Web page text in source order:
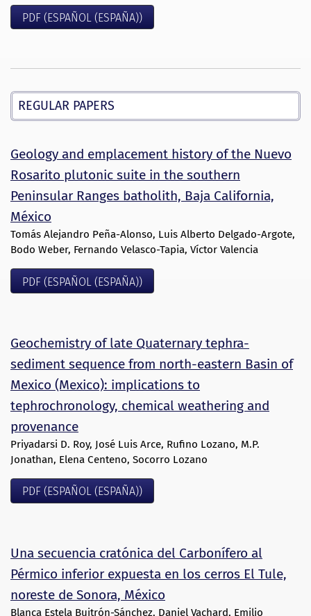
PDF (ESPAÑOL (ESPAÑA))
REGULAR PAPERS
Geology and emplacement history of the Nuevo
Rosarito plutonic suite in the southern
Peninsular Ranges batholith, Baja California,
México
Tomás Alejandro Peña-Alonso, Luis Alberto Delgado-Argote,
Bodo Weber, Fernando Velasco-Tapia, Víctor Valencia
PDF (ESPAÑOL (ESPAÑA))
Geochemistry of late Quaternary tephra-
sediment sequence from north-eastern Basin of
Mexico (Mexico): implications to
tephrochronology, chemical weathering and
provenance
Priyadarsi D. Roy, José Luis Arce, Rufino Lozano, M.P.
Jonathan, Elena Centeno, Socorro Lozano
PDF (ESPAÑOL (ESPAÑA))
Una secuencia cratónica del Carbonífero al
Pérmico inferior expuesta en los cerros El Tule,
noreste de Sonora, México
Blanca Estela Buitrón-Sánchez, Daniel Vachard, Emilio